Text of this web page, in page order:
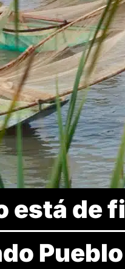
está de